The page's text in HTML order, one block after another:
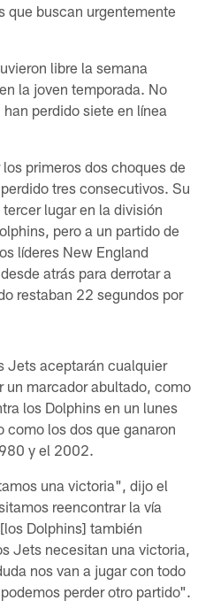
que buscan urgentemente
libre la semana
la joven temporada. No
perdido siete en línea
primeros dos choques de
tres consecutivos. Su
lugar en la división
pero a un partido de
líderes New England
atrás para derrotar a
restaban 22 segundos por
Jets aceptarán cualquier
un marcador abultado, como
los Dolphins en un lunes
los dos que ganaron
y el 2002.
una victoria", dijo el
reencontrar la vía
Dolphins] también
Jets necesitan una victoria,
nos van a jugar con todo
perder otro partido".